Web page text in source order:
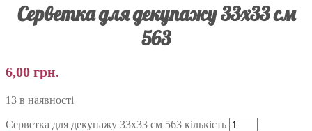
Серветка для декупажу 33х33 см
563
6,00 грн.
13 в наявності
Серветка для декупажу 33х33 см 563 кількість